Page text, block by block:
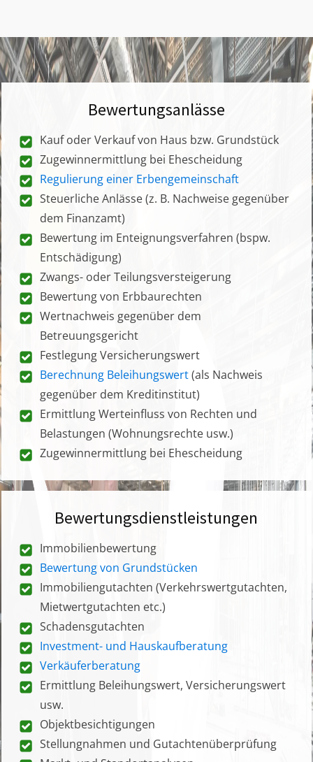
Bewertungsanlässe
Kauf oder Verkauf von Haus bzw. Grundstück
Zugewinnermittlung bei Ehescheidung
Regulierung einer Erbengemeinschaft
Steuerliche Anlässe (z. B. Nachweise gegenüber
dem Finanzamt)
Bewertung im Enteignungsverfahren (bspw.
Entschädigung)
Zwangs- oder Teilungsversteigerung
Bewertung von Erbbaurechten
Wertnachweis gegenüber dem
Betreuungsgericht
Festlegung Versicherungswert
Berechnung Beleihungswert(als Nachweis
gegenüber dem Kreditinstitut)
Ermittlung Werteinfluss von Rechten und
Belastungen (Wohnungsrechte usw.)
Zugewinnermittlung bei Ehescheidung
Bewertungsdienstleistungen
Immobilienbewertung
Bewertung von Grundstücken
Immobiliengutachten (Verkehrswertgutachten,
Mietwertgutachten etc.)
Schadensgutachten
Investment- und Hauskaufberatung
Verkäuferberatung
Ermittlung Beleihungswert, Versicherungswert
usw.
Objektbesichtigungen
Stellungnahmen und Gutachtenüberprüfung